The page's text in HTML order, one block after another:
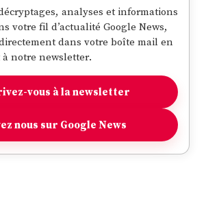
analyses et informations
votre fil d’actualité Google News,
dans votre boîte mail en
notre newsletter.
vous à la newsletter
nous sur Google News